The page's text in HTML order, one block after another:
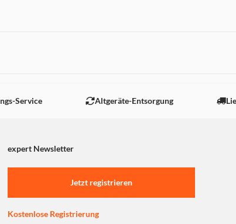
Service Altgeräte-Entsorgung
expert Newsletter
Jetzt registrieren
Kostenlose Registrierung